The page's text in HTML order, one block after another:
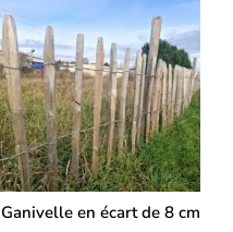
Ganivelle en écart de 8 cm